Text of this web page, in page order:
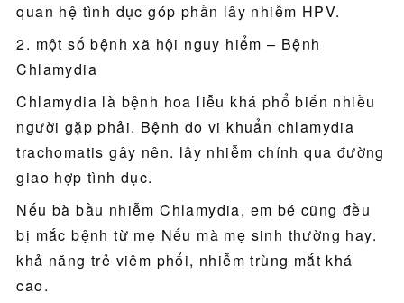
quan hệ tình dục góp phần lây nhiễm HPV.
2. một số bệnh xã hội nguy hiểm – Bệnh
Chlamydia
Chlamydia là bệnh hoa liễu khá phổ biến nhiều
người gặp phải. Bệnh do vi khuẩn chlamydia
trachomatis gây nên. lây nhiễm chính qua đường
giao hợp tình dục.
Nếu bà bầu nhiễm Chlamydia, em bé cũng đều
bị mắc bệnh từ mẹ Nếu mà mẹ sinh thường hay.
khả năng trẻ viêm phổi, nhiễm trùng mắt khá
cao.